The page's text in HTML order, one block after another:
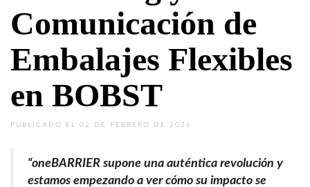
Comunicación de
Embalajes Flexibles
en BOBST
PUBLICADO EL 02 DE FEBRERO DE 2026
“oneBARRIER supone una auténtica revolución y
estamos empezando a ver cómo su impacto se